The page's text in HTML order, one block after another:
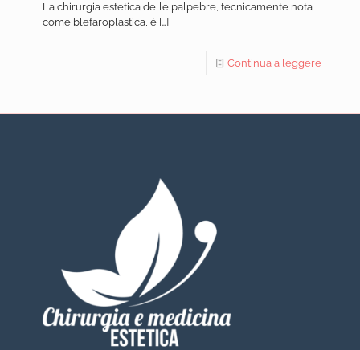
La chirurgia estetica delle palpebre, tecnicamente nota
come blefaroplastica, è […]
Continua a leggere